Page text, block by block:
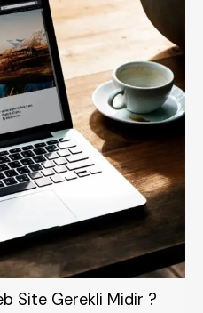
Site Gerekli Midir ?